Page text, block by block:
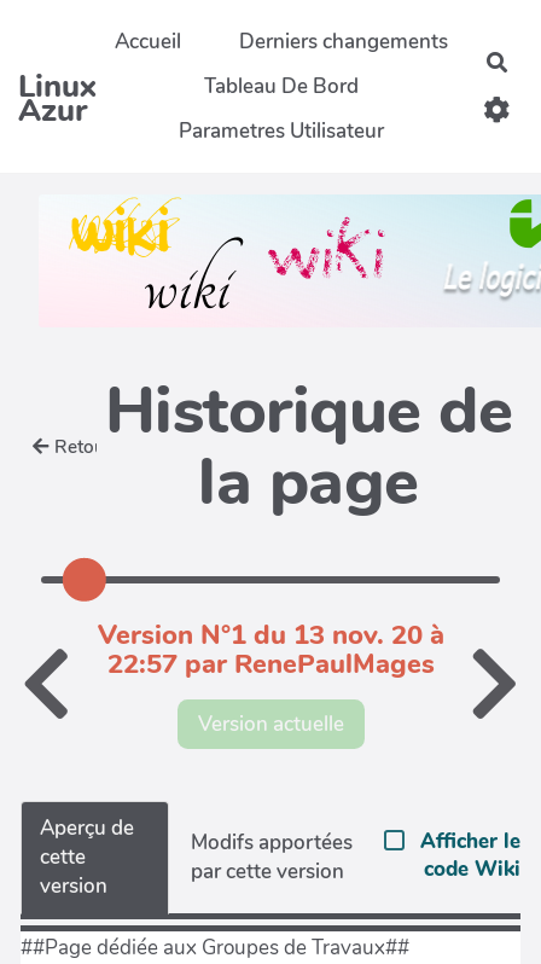
Aller au contenu principal
Linux
Azur
Accueil
Derniers changements
Tableau De Bord
Parametres Utilisateur
Retour Historique de
la page
Version N°1 du 13 nov. 20 à
22:57 par RenePaulMages
Version actuelle
Aperçu de
cette
version
Modifs apportées
par cette version
Afficher le
code Wiki